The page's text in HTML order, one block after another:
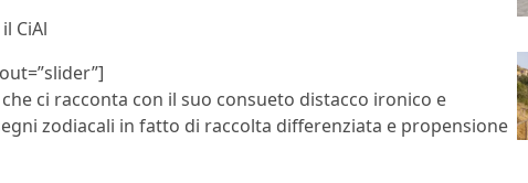
CiAl
ci racconta con il suo consueto distacco ironico e
zodiacali in fatto di raccolta differenziata e propensione